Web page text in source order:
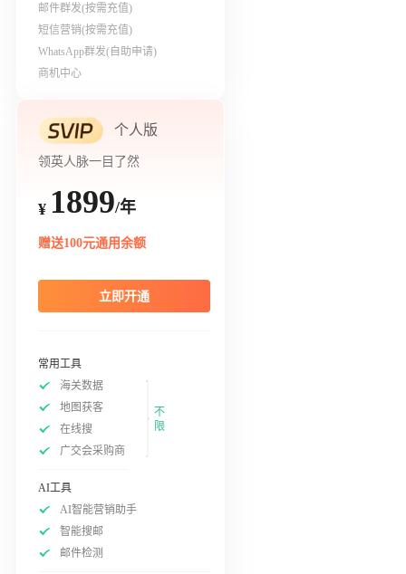
邮件群发(按需充值)
短信营销(按需充值)
WhatsApp群发(自助申请)
商机中心
个人版
领英人脉一目了然
¥ 1899/年
赠送100元通用余额
立即开通
常用工具
海关数据
地图获客
在线搜
广交会采购商
不
限
AI工具
AI智能营销助手
智能搜邮
邮件检测